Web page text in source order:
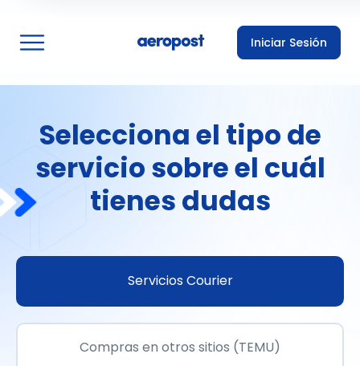
Iniciar Sesión
Selecciona el tipo de
servicio sobre el cuál
tienes dudas
Servicios Courier
Compras en otros sitios (TEMU)